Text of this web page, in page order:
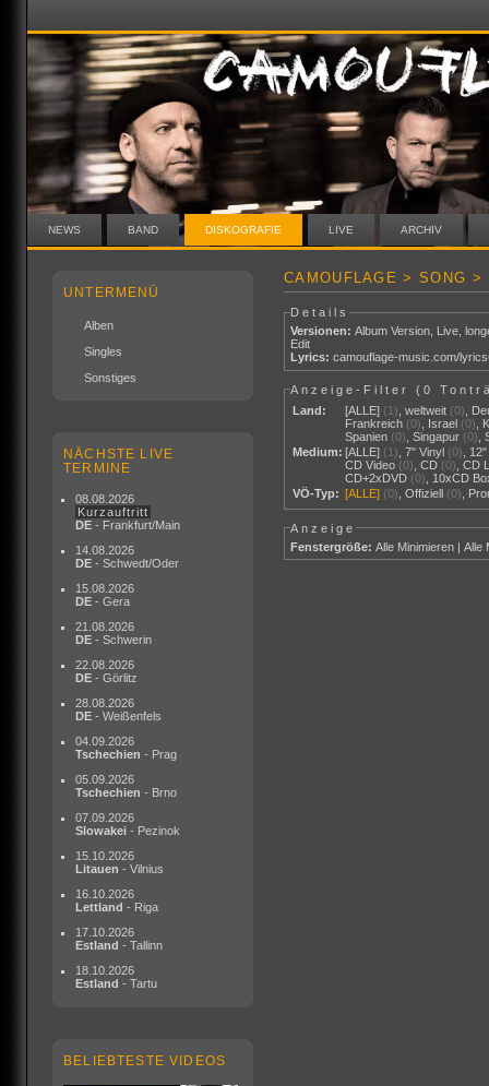
NEWS BAND DISKOGRAFIE LIVE ARCHIV
UNTERMENÜ
Alben
Singles
Sonstiges
NÄCHSTE LIVE
TERMINE
08.08.2026
Kurzauftritt
DE - Frankfurt/Main
14.08.2026
DE - Schwedt/Oder
15.08.2026
DE - Gera
21.08.2026
DE - Schwerin
22.08.2026
DE - Görlitz
28.08.2026
DE - Weißenfels
04.09.2026
Tschechien - Prag
05.09.2026
Tschechien - Brno
07.09.2026
Slowakei - Pezinok
15.10.2026
Litauen - Vilnius
16.10.2026
Lettland - Riga
17.10.2026
Estland - Tallinn
18.10.2026
Estland - Tartu
BELIEBTESTE VIDEOS
CAMOUFLAGE > SONG >
Details
Versionen: Album Version, Live,
Edit
Lyrics: camouflage-music.com/
Anzeige-Filter (0
Land:
[ALLE] (1) ,weltweit (0)
Frankreich (0) Israel (0)
Spanien (0) ,Singapur (0) ,
Medium: [ALLE] (1) ,7" Vinyl (0)
CD Video (0) ,CD (0) ,CD
CD+2xDVD (0)
10xCD
VÖ-Typ: [ALLE] (0) ,Offiziell (0)
Anzeige
Fenstergröße: Alle Minimieren |Alle